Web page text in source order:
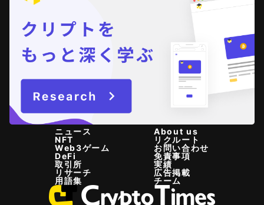
ニュース
NFT
Web3ゲーム
DeFi
取引所
リサーチ
用語集
About us
リクルート
お問い合わせ
免責事項
実績
広告掲載
チーム